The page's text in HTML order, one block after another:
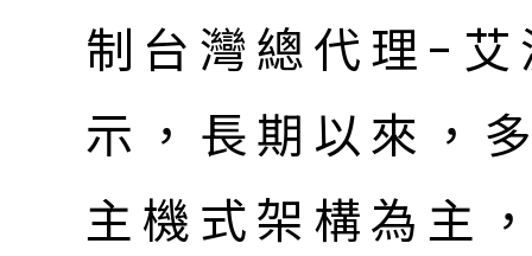
制台灣總代理-
示，長期以來，
主機式架構為主